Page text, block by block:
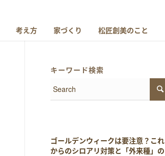
考え方 家づくり 松匠創美のこと
キーワード検索
ゴールデンウィークは要注意？これ
からのシロアリ対策と「外来種」の